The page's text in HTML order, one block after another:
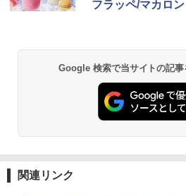
フラッペ/マカロ
Google 検索で当サイトの記
関連リンク